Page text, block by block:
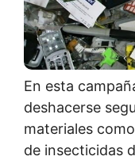
En esta
deshacerse
materiales
de insecticidas